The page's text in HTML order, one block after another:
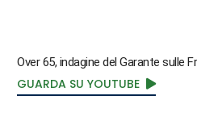
Over 65, indagine del Garante sulle
GUARDA SU YOUTUBE